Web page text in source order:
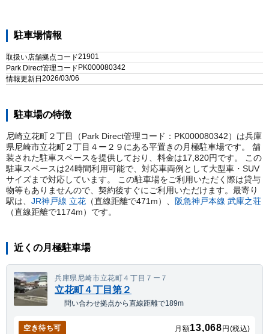
駐車場情報
取扱い店舗拠点コード21901
Park Direct管理コードPK000080342
情報更新日2026/03/06
駐車場の特徴
尼崎立花町２丁目（Park Direct管理コード：PK000080342）は兵庫
県尼崎市立花町２丁目４ー２９にある平置きの月極駐車場です。 舗
装された駐車スペースを提供しており、料金は17,820円です。 この
駐車スペースは24時間利用可能で、対応車両例として大型車・SUV
サイズまで対応しています。 この駐車場をご利用いただく際は貸与
物等もありませんので、契約後すぐにご利用いただけます。 最寄り
駅は、 JR神戸線 立花 （直線距離で471 m） 阪急神戸本線 武庫之荘
（直線距離で1174m） です。
近くの月極駐車場
兵庫県尼崎市立花町４丁目７ー７
立花町４丁目第２
問い合わせ拠点から直線距離で189m
空き待ち可 月額13,068円(税込)